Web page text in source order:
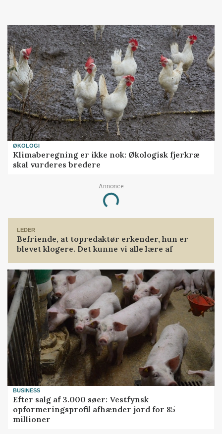
ØKOLOGI
Klimaberegning er ikke nok: Økologisk fjerkræ
skal vurderes bredere
Annonce
Loading...
LEDER
Befriende, at topredaktør erkender, hun er
blevet klogere. Det kunne vi alle lære af
BUSINESS
Efter salg af 3.000 søer: Vestfynsk
opformeringsprofil afhænder jord for 85
millioner